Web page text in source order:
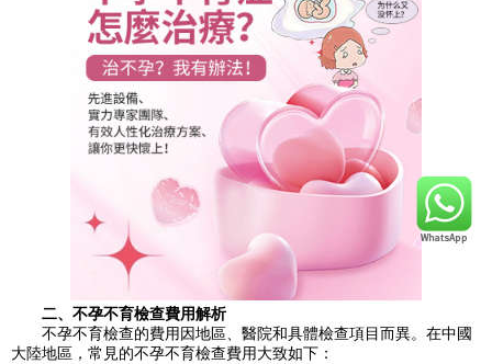
二、不孕不育檢查費用解析
不孕不育檢查的費用因地區、醫院和具體檢查項目而異。在中國
大陸地區，常見的不孕不育檢查費用大致如下：